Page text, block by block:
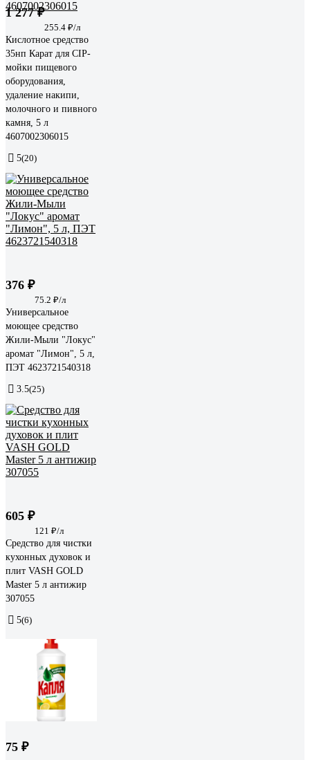
1 277 ₽
255.4 ₽/л
Кислотное средство
35нп Карат для CIP-
мойки пищевого
оборудования,
удаление накипи,
молочного и пивного
камня, 5 л
4607002306015
5(20)
376 ₽
75.2 ₽/л
Универсальное
моющее средство
Жили-Мыли "Локус"
аромат "Лимон", 5 л,
ПЭТ 4623721540318
3.5(25)
605 ₽
121 ₽/л
Средство для чистки
кухонных духовок и
плит VASH GOLD
Master 5 л антижир
307055
5(6)
75 ₽